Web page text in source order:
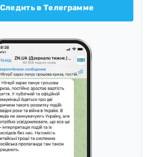
Следить в Телеграмме